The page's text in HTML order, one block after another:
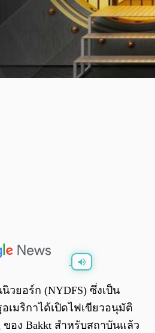
0:00 /
วยอร์ก (NYDFS) ซึ่งเป็น
เมริกาได้เปิดไฟเขียวอนุมัติ
ของ Bakkt สำหรับสถาบันแล้ว